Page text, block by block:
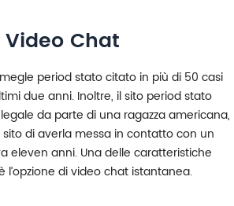
Chat
period stato citato in più di 50 casi
due anni. Inoltre, il sito period stato
da parte di una ragazza americana,
di averla messa in contatto con un
eleven anni. Una delle caratteristiche
l’opzione di video chat istantanea.